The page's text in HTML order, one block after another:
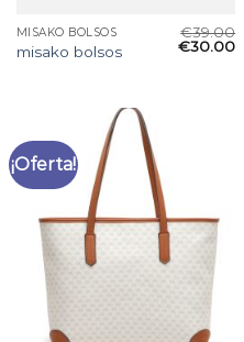
MISAKO BOLSOS
misako bolsos
€39.00
€30.00
¡Oferta!